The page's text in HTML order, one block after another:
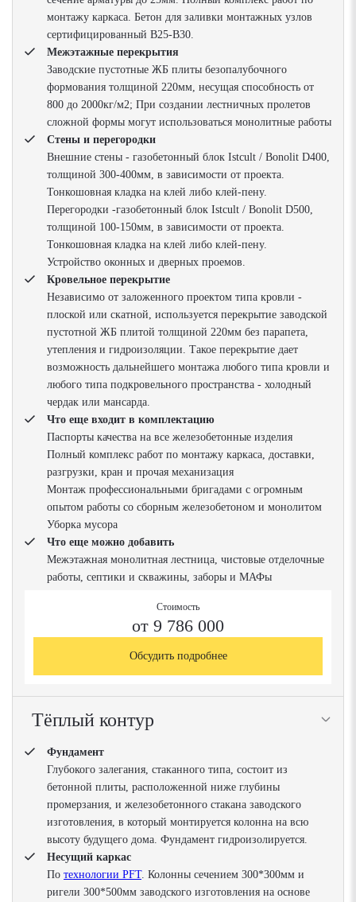
монтажу каркаса. Бетон для заливки монтажных узлов
сертифицированный В25-В30.
Межэтажные перекрытия
Заводские пустотные ЖБ плиты безопалубочного
формования толщиной 220мм, несущая способность от
800 до 2000кг/м2; При создании лестничных пролетов
сложной формы могут использоваться монолитные работы
Стены и перегородки
Внешние стены - газобетонный блок Istcult / Bonolit D400,
толщиной 300-400мм, в зависимости от проекта.
Тонкошовная кладка на клей либо клей-пену.
Перегородки -газобетонный блок Istcult / Bonolit D500,
толщиной 100-150мм, в зависимости от проекта.
Тонкошовная кладка на клей либо клей-пену.
Устройство оконных и дверных проемов.
Кровельное перекрытие
Независимо от заложенного проектом типа кровли -
плоской или скатной, используется перекрытие заводской
пустотной ЖБ плитой толщиной 220мм без парапета,
утепления и гидроизоляции. Такое перекрытие дает
возможность дальнейшего монтажа любого типа кровли и
любого типа подкровельного пространства - холодный
чердак или мансарда.
Что еще входит в комплектацию
Паспорты качества на все железобетонные изделия
Полный комплекс работ по монтажу каркаса, доставки,
разгрузки, кран и прочая механизация
Монтаж профессиональными бригадами с огромным
опытом работы со сборным железобетоном и монолитом
Уборка мусора
Что еще можно добавить
Межэтажная монолитная лестница, чистовые отделочные
работы, септики и скважины, заборы и МАФы
Стоимость
от 9 786 000
Обсудить подробнее
Тёплый контур
Фундамент
Глубокого залегания, стаканного типа, состоит из
бетонной плиты, расположенной ниже глубины
промерзания, и железобетонного стакана заводского
изготовления, в который монтируется колонна на всю
высоту будущего дома. Фундамент гидроизолируется.
Несущий каркас
По технологии PFT. Колонны сечением 300*300мм и
ригели 300*500мм заводского изготовления на основе